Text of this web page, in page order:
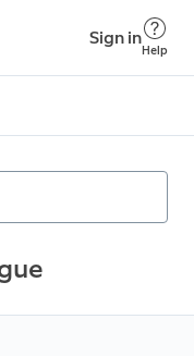
Sign in
Help